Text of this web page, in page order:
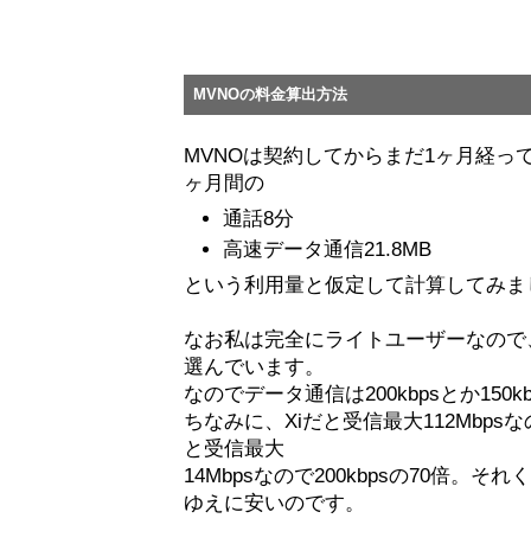
MVNOの料金算出方法
MVNOは契約してからまだ1ヶ月経っ
ヶ月間の
通話8分
高速データ通信21.8MB
という利用量と仮定して計算してみ
なお私は完全にライトユーザーなの
選んでいます。
なのでデータ通信は200kbpsとか
ちなみに、Xiだと受信最大112Mbps
と受信最大
14Mbpsなので200kbpsの70倍。それ
ゆえに安いのです。